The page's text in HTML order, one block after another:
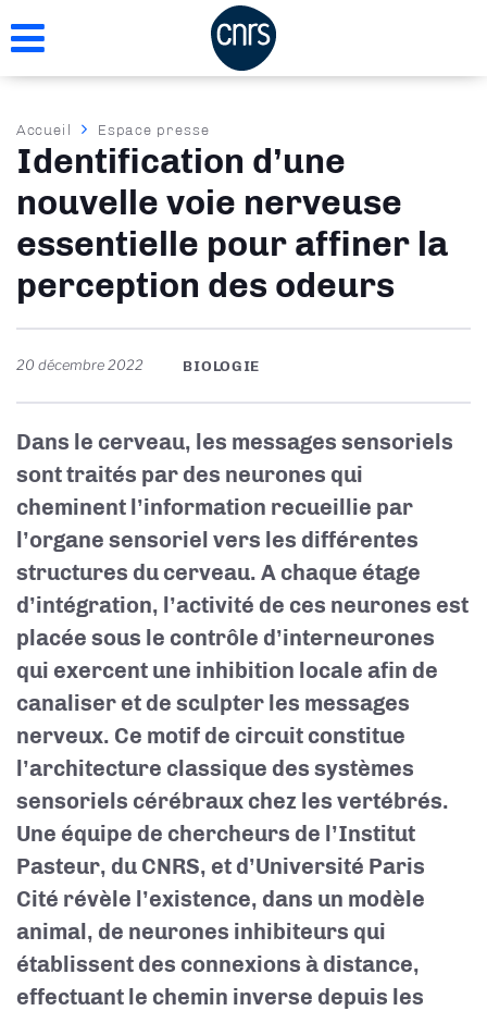
au
Fil
d'Ariane
Accueil Espace presse
Identification d’une
nouvelle voie nerveuse
essentielle pour affiner la
perception des odeurs
20 décembre 2022 BIOLOGIE
Dans le cerveau, les messages sensoriels
sont traités par des neurones qui
cheminent l’information recueillie par
l’organe sensoriel vers les différentes
structures du cerveau. A chaque étage
d’intégration, l’activité de ces neurones est
placée sous le contrôle d’interneurones
qui exercent une inhibition locale afin de
canaliser et de sculpter les messages
nerveux. Ce motif de circuit constitue
l’architecture classique des systèmes
sensoriels cérébraux chez les vertébrés.
Une équipe de chercheurs de l’Institut
Pasteur, du CNRS, et d’Université Paris
Cité révèle l’existence, dans un modèle
animal, de neurones inhibiteurs qui
établissent des connexions à distance,
effectuant le chemin inverse depuis les